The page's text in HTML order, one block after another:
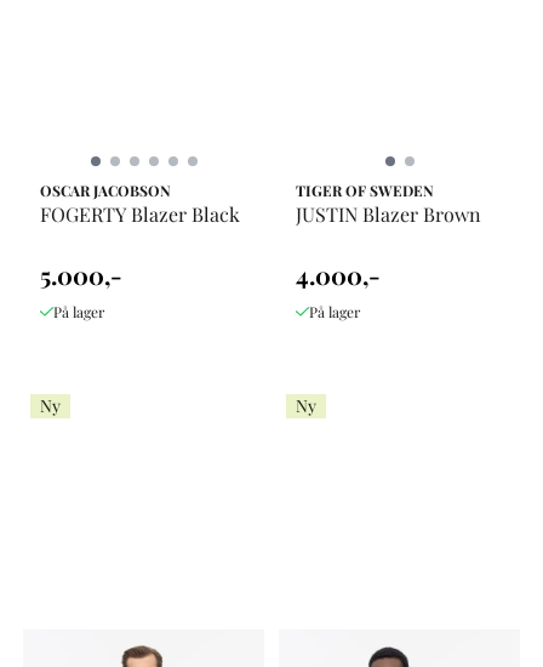
OSCAR JACOBSON
FOGERTY Blazer Black
5.000,-
På lager
TIGER OF SWEDEN
JUSTIN Blazer Brown
4.000,-
På lager
Ny Ny